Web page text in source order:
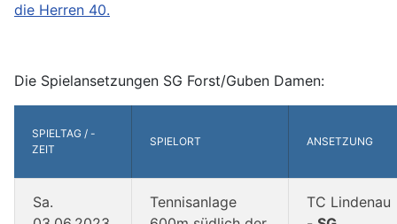
die Herren 40.
Die Spielansetzungen SG Forst/Guben Damen:
SPIELTAG / -
ZEIT
SPIELORT ANSETZUNG
Sa.
Tennisanlage
TC Lindenau